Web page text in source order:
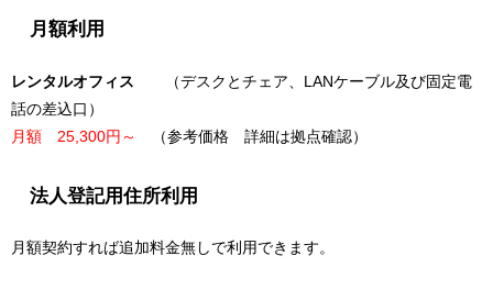
月額利用
レンタルオフィス
（デスクとチェア、LANケーブル及び固定電
話の差込口）
月額 25,300円～
（参考価格 詳細は拠点確認）
法人登記用住所利用
月額契約すれば追加料金無しで利用できます。